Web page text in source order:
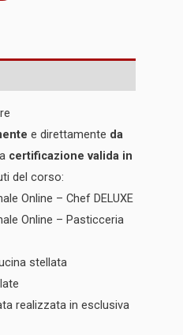
e direttamente da
certificazione valida in
del corso:
Online – Chef DELUXE
Online – Pasticceria
stellata
realizzata in esclusiva